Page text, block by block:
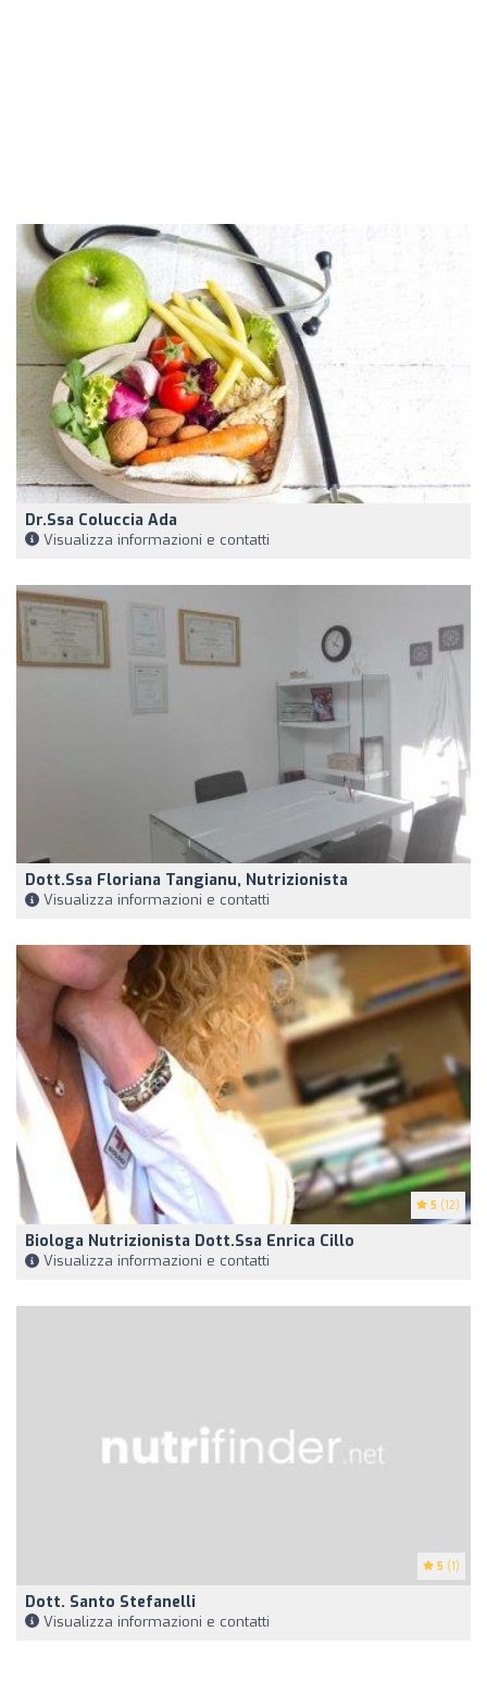
Dr.ssa Coluccia Ada
Visualizza informazioni e contatti
Dott.ssa Floriana Tangianu, Nutrizionista
Visualizza informazioni e contatti
5 (12)
Biologa Nutrizionista Dott.ssa Enrica Cillo
Visualizza informazioni e contatti
5 (1)
Dott. Santo Stefanelli
Visualizza informazioni e contatti